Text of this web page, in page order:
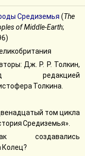
Средиземья (The
of Middle-Earth;
Дж. Р. Р. Толкин,
редакцией
Толкина.
том цикла
Средиземья».
создавались
Колец?